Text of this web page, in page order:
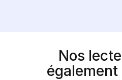
Nos